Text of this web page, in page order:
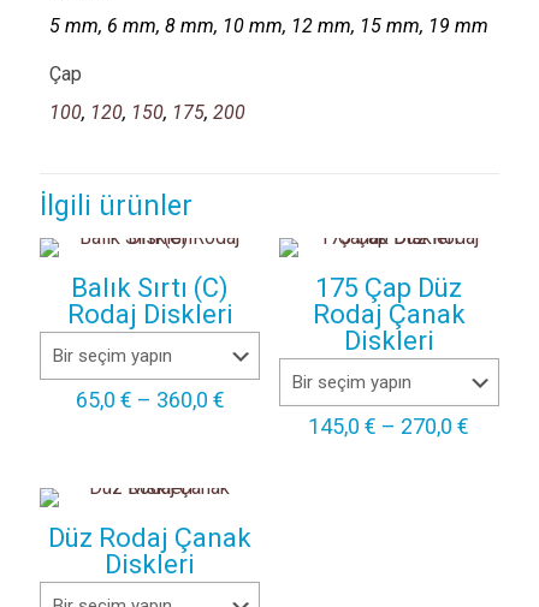
5 mm, 6 mm, 8 mm, 10 mm, 12 mm, 15 mm, 19 mm
Çap
100, 120, 150, 175, 200
İlgili ürünler
Balık Sırtı (C)
Rodaj Diskleri
65,0 € – 360,0 €Fiyat
360,0 €
175 Çap Düz
Rodaj Çanak
Diskleri
145,0€ – 270,0€
Düz Rodaj Çanak
Diskleri